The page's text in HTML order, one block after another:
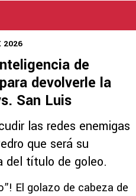
2026
de
devolverle la
San Luis
las redes enemigas
que será su
del título de goleo.
El golazo de cabeza de